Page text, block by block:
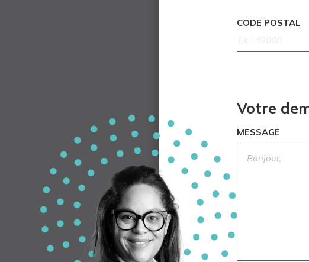
CODE POSTAL
Votre
MESSAGE